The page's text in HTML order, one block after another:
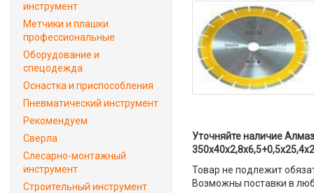
Уточняйте наличие
Товар не подлежит
Возможны поставки в
инструмент
Метчики и плашки
профессиональные
Оборудование и
спецодежда
Оснастка и приспособления
Пневматический инструмент
Рекомендуем
Сверла
Слесарно-монтажный
инструмент
Строительный инструмент